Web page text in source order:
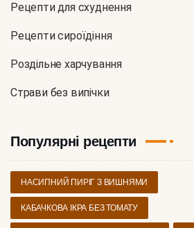
Рецепти для схуднення
Рецепти сироїдіння
Роздільне харчування
Страви без випічки
Популярні рецепти
НАСИПНИЙ ПИРІГ З ВИШНЯМИ
КАБАЧКОВА ІКРА БЕЗ ТОМАТУ